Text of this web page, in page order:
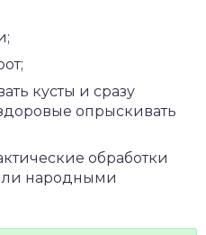
кусты и сразу
опрыскивать
обработки
народными